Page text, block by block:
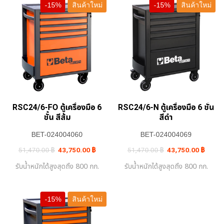
-15% สินค้าใหม่
RSC24/6-FO ตู้เครื่องมือ 6
ชั้น สีส้ม
BET-024004060
51,470.00฿ Original
price
51,470.00 ฿.
43,750.00 ฿Current
price
43,750.00 ฿.
รับน้ำหนักได้สูงสุดถึง 800 กก.
-15% สินค้าใหม่
RSC24/6-N ตู้เครื่องมือ 6 ชั้น
สีดำ
BET-024004069
51,470.00฿ Original
price
51,470.00 ฿.
43,750.00 ฿price
รับน้ำหนักได้สูงสุดถึง 800 กก.
-15% สินค้าใหม่